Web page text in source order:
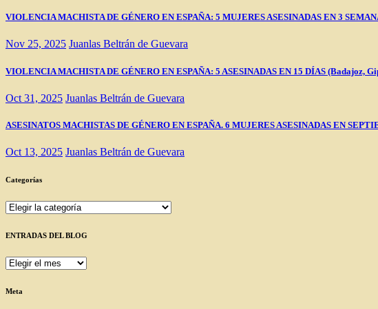
VIOLENCIA MACHISTA DE GÉNERO EN ESPAÑA: 5 MUJERES ASESINADAS EN 3
Nov 25, 2025 Juanlas Beltrán de Guevara
VIOLENCIA MACHISTA DE GÉNERO EN ESPAÑA: 5 ASESINADAS EN 15 DÍAS (Badajoz,
Oct 31, 2025 Juanlas Beltrán de Guevara
ASESINATOS MACHISTAS DE GÉNERO EN ESPAÑA. 6 MUJERES ASESINADAS EN
Oct 13, 2025 Juanlas Beltrán de Guevara
Categorías
Categorías
ENTRADAS DEL BLOG
ENTRADAS
BLOG
Meta